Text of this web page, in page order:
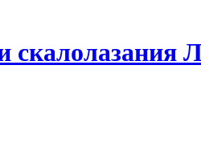
скалолазания